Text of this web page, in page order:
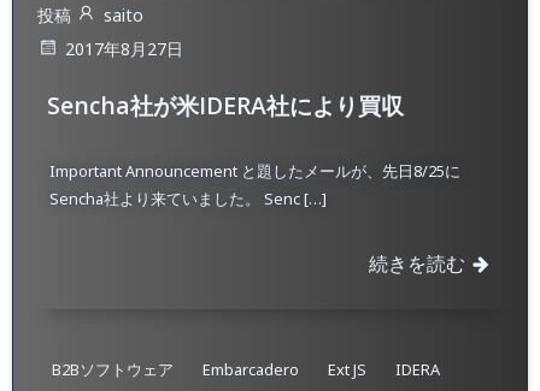
投稿
saito
2017年8月27日
Sencha社が米IDERA社により買収
Important Announcement と題したメールが、先日8/25に
Sencha社より来ていました。 Senc […]
続きを読む
B2Bソフトウェア Embarcadero Ext JS
IDERA